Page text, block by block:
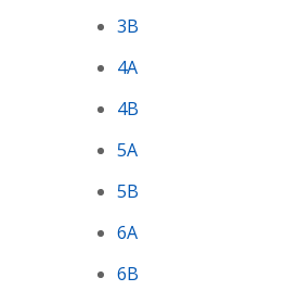
3B
4A
4B
5A
5B
6A
6B